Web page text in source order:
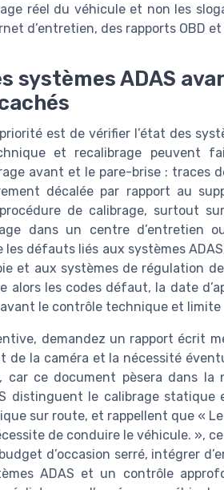
réel du véhicule et non les
d’entretien, des rapports OBD
systèmes ADAS
est de vérifier l’état des
et recalibrage peuvent
avant et le pare-brise : traces
décalée par rapport au
de calibrage, surtout
dans un centre d’entretien
défauts liés aux systèmes
et aux systèmes de régulation
alors les codes défaut, la date
le contrôle technique et limite
demandez un rapport écrit
de la caméra et la nécessité
car ce document pèsera dans
distinguent le calibrage statique
sur route, et rappellent que «
de conduire le véhicule. »,
d’occasion serré, intégrer
ADAS et un contrôle